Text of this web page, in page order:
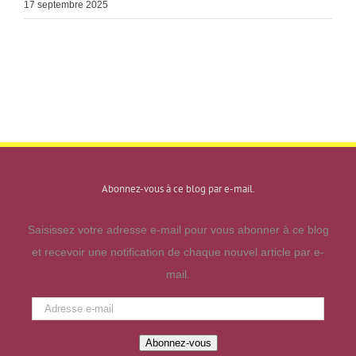
17 septembre 2025
Abonnez-vous à ce blog par e-mail.
Saisissez votre adresse e-mail pour vous abonner à ce blog
et recevoir une notification de chaque nouvel article par e-
mail.
Adresse
Abonnez-vous